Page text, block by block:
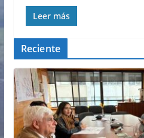
Leer más
Reciente